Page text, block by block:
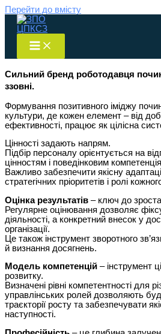
Перейти до вмісту
Сильний бренд роботодавця
ззовні.
Формування позитивного іміджу
культури, де кожен елемент – від
ефективності, працює як цілісна
Цінності задають напрям.
Підбір персоналу орієнтується на
цінностям і поведінковим
Важливо забезпечити якісну
стратегічних пріоритетів і ролі
Оцінка результатів – ключ до
Регулярне оцінювання дозволяє
діяльності, а конкретний внесок у
організації.
Це також інструмент зворотного
й визнання досягнень.
Модель компетенцій – інструмент
розвитку.
Визначені рівні компетентності для
управлінських ролей дозволяють
траєкторії росту та забезпечувати
наступності.